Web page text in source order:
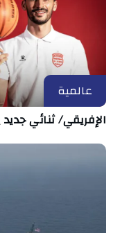
عالمية
الإفريقي/ ثنائي